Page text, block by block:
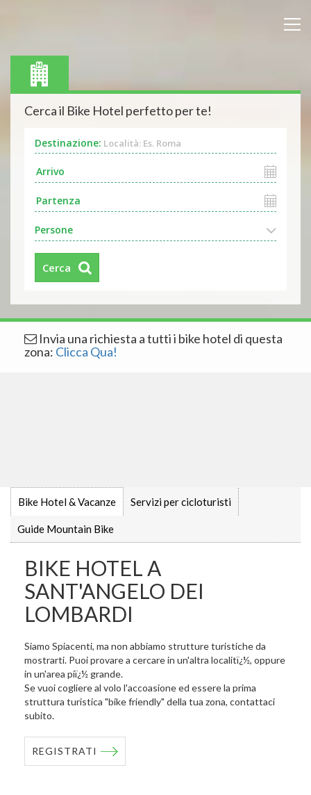
Cerca il Bike Hotel perfetto per te!
Destinazione: Località: Es. Roma
Persone
Cerca
Invia una richiesta a tutti i bike hotel di questa
zona: Clicca Qua!
Bike Hotel & Vacanze Servizi per cicloturisti
Guide Mountain Bike
BIKE HOTEL A
SANT'ANGELO DEI
LOMBARDI
Siamo Spiacenti, ma non abbiamo strutture turistiche da
mostrarti. Puoi provare a cercare in un'altra localitï¿½, oppure
in un'area piï¿½ grande.
Se vuoi cogliere al volo l'accoasione ed essere la prima
struttura turistica "bike friendly" della tua zona, contattaci
subito.
REGISTRATI